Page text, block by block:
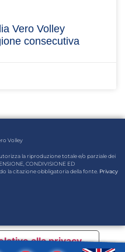
Vero Volley
consecutiva
Volley
la riproduzione totale e/o parziale dei
CONDIVISIONE ED
la citazione obbligatoria della fonte. Privacy
alla privacy